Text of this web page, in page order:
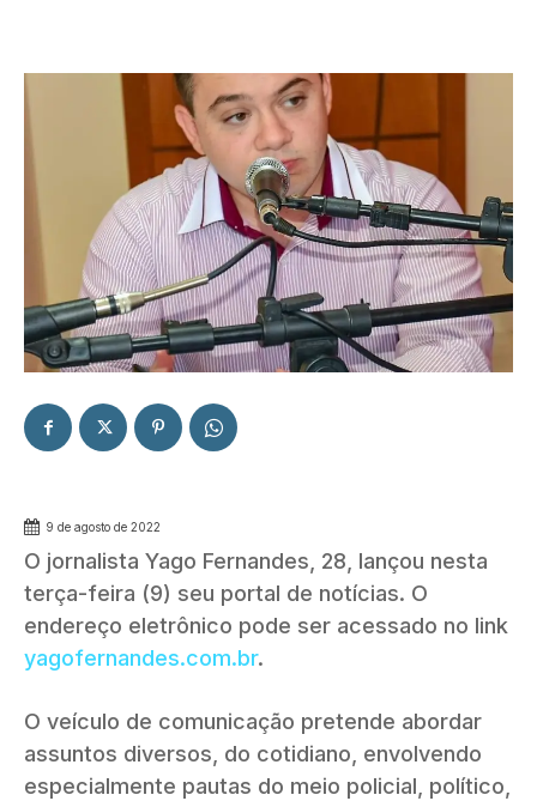
9 de agosto de 2022
O jornalista Yago Fernandes, 28, lançou nesta
terça-feira (9) seu portal de notícias. O
endereço eletrônico pode ser acessado no link
yagofernandes.com.br.
O veículo de comunicação pretende abordar
assuntos diversos, do cotidiano, envolvendo
especialmente pautas do meio policial, político,